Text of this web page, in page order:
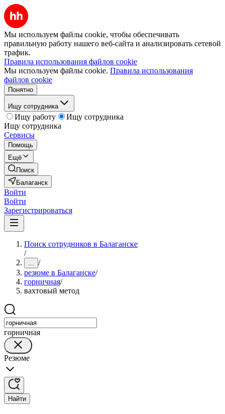
Мы используем файлы cookie, чтобы обеспечивать
правильную работу нашего веб-сайта и анализировать сетевой
трафик.
Правила использования файлов cookie
Мы используем файлы cookie. Правила использования
файлов cookie
Понятно
Ищу сотрудника
Ищу работу
Ищу сотрудника
Ищу сотрудника
Сервисы
Помощь
Ещё
Поиск
Балаганск
Войти
Войти
Зарегистрироваться
Поиск сотрудников в Балаганске
/
... /
резюме в Балаганске/
горничная/
вахтовый метод
горничная
Резюме
Найти